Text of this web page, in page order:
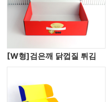
[W형]검은깨 닭껍질 튀김